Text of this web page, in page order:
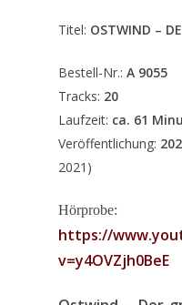
Titel: OSTWIND –
Bestell-Nr.:A 9055
Tracks: 20
Laufzeit: ca. 61
Veröffentlichung:
2021)
Hörprobe:
https://
v=y4OVZjh0BeE